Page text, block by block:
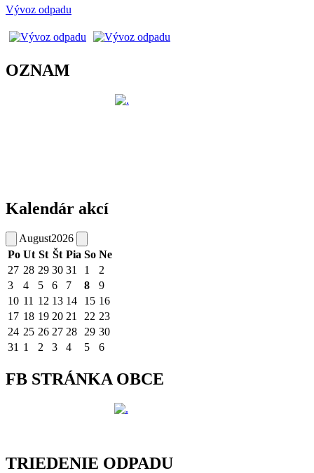
Vývoz odpadu
OZNAM
Kalendár akcí
August2026
Po Ut St Št Pia So Ne
27 28 29 30 31 1
2
3
4 5 6 7 8
9
10 11 12 13 14 15 16
17 18 19 20 21 22 23
24 25 26 27 28 29 30
31 1 2 3 4 5 6
FB STRÁNKA OBCE
TRIEDENIE ODPADU